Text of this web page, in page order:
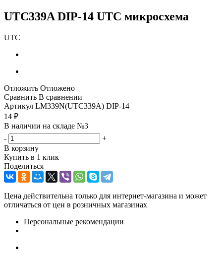
UTC339A DIP-14 UTC микросхема
UTC
Отложить Отложено
Сравнить В сравнении
Артикул LM339N(UTC339A) DIP-14
14 ₽
В наличии на складе №3
-
+
В корзину
Купить в 1 клик
Поделиться
Цена действительна только для интернет-магазина и может
отличаться от цен в розничных магазинах
Персональные рекомендации